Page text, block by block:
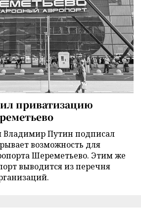
приватизацию
Владимир Путин подписал
возможность для
Шереметьево. Этим же
выводится из перечня